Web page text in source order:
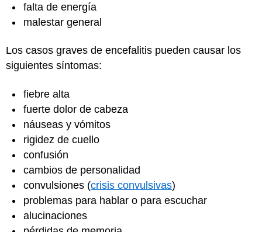
falta de energía
malestar general
Los casos graves de encefalitis pueden causar los
siguientes síntomas:
fiebre alta
fuerte dolor de cabeza
náuseas y vómitos
rigidez de cuello
confusión
cambios de personalidad
convulsiones (crisis convulsivas)
problemas para hablar o para escuchar
alucinaciones